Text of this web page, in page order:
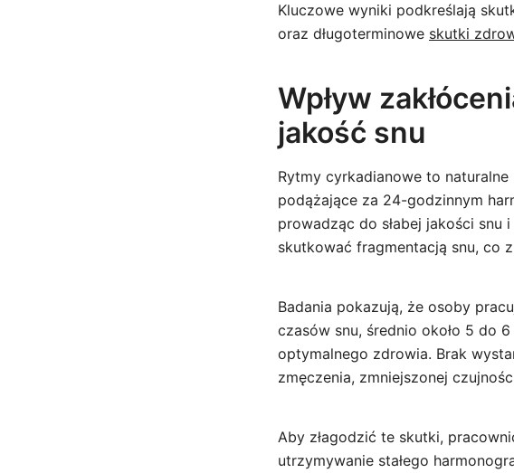
Kluczowe wyniki podkreślają
oraz długoterminowe skutki
Wpływ
jakość snu
Rytmy cyrkadianowe to
podążające za 24-godzinnym
prowadząc do słabej jakości snu
skutkować fragmentacją snu, co
Badania pokazują, że osoby
czasów snu, średnio około 5 do
optymalnego zdrowia. Brak
zmęczenia, zmniejszonej
Aby złagodzić te skutki,
utrzymywanie stałego